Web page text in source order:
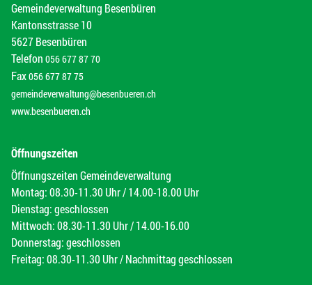
Gemeindeverwaltung Besenbüren
Kantonsstrasse 10
5627 Besenbüren
Telefon 056 677 87 70
Fax056 677 87 75
gemeindeverwaltung@besenbueren.ch
www.besenbueren.ch
Öffnungszeiten
Öffnungszeiten Gemeindeverwaltung
Montag: 08.30-11.30 Uhr / 14.00-18.00 Uhr
Dienstag: geschlossen
Mittwoch: 08.30-11.30 Uhr / 14.00-16.00
Donnerstag: geschlossen
Freitag: 08.30-11.30 Uhr / Nachmittag geschlossen